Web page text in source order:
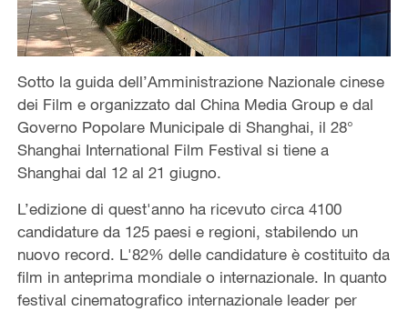
Sotto la guida dell’Amministrazione Nazionale cinese
dei Film e organizzato dal China Media Group e dal
Governo Popolare Municipale di Shanghai, il 28°
Shanghai International Film Festival si tiene a
Shanghai dal 12 al 21 giugno.
L’edizione di quest'anno ha ricevuto circa 4100
candidature da 125 paesi e regioni, stabilendo un
nuovo record. L'82% delle candidature è costituito da
film in anteprima mondiale o internazionale. In quanto
festival cinematografico internazionale leader per